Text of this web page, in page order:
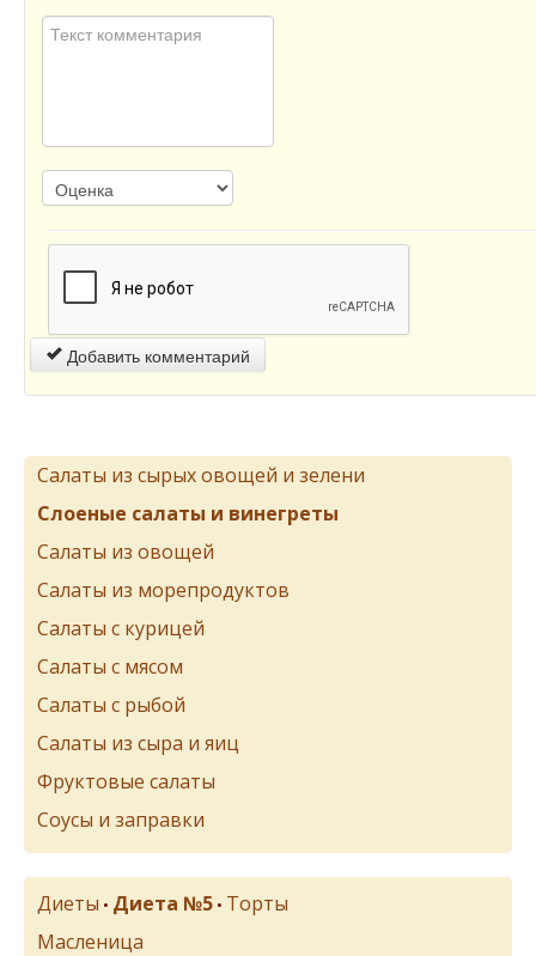
Добавить комментарий
Салаты из сырых овощей и зелени
Слоеные салаты и винегреты
Салаты из овощей
Салаты из морепродуктов
Салаты с курицей
Салаты с мясом
Салаты с рыбой
Салаты из сыра и яиц
Фруктовые салаты
Соусы и заправки
Диеты • Диета №5 • Торты
Масленица